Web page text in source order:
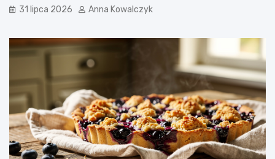
31 lipca 2026 Anna Kowalczyk